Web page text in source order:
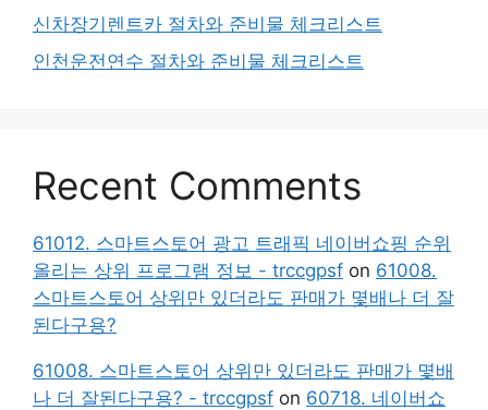
신차장기렌트카 절차와 준비물 체크리스트
인천운전연수 절차와 준비물 체크리스트
Recent Comments
61012. 스마트스토어 광고 트래픽 네이버쇼핑 순위
올리는 상위 프로그램 정보 - trccgpsf on 61008.
스마트스토어 상위만 있더라도 판매가 몇배나 더 잘
된다구용?
61008. 스마트스토어 상위만 있더라도 판매가 몇배
나 더 잘된다구용? - trccgpsf on 60718. 네이버쇼